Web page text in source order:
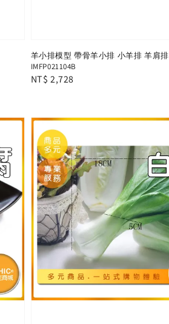
羊小排模型 帶骨羊小排 小羊排 羊肩
IMFP021104B
Regular
NT$ 2,728